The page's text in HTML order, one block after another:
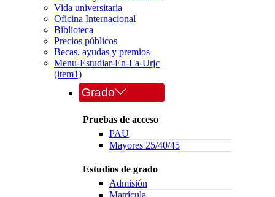
Vida universitaria
Oficina Internacional
Biblioteca
Precios públicos
Becas, ayudas y premios
Menu-Estudiar-En-La-Urjc
(item1)
Grado
Pruebas de acceso
PAU
Mayores 25/40/45
Estudios de grado
Admisión
Matrícula